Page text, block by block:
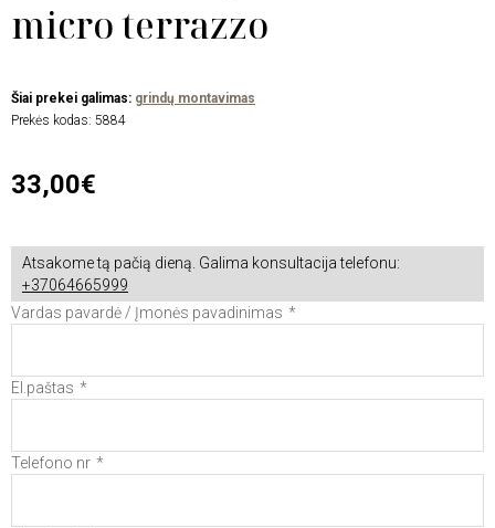
micro terrazzo
Šiai prekei galimas: grindų montavimas
Prekės kodas: 5884
33,00€
Atsakome tą pačią dieną. Galima konsultacija telefonu:
+37064665999
Vardas pavardė / Įmonės pavadinimas
El.paštas
Telefono nr